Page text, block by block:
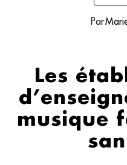
Par
Les
musique